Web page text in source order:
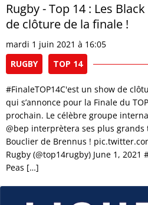
Rugby - Top 14 : Les
de clôture de la finale !
mardi 1 juin 2021 à 16:05
RUGBY
TOP 14
#FinaleTOP14C'est un show de
qui s’annonce pour la Finale du
prochain. Le célèbre groupe
@bep interprètera ses plus
Bouclier de Brennus !
Rugby (@top14rugby) June 1, 2021
Peas […]